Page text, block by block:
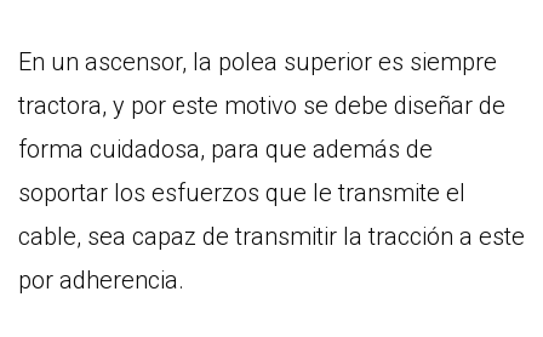
En un ascensor, la polea superior es siempre
tractora, y por este motivo se debe diseñar de
forma cuidadosa, para que además de
soportar los esfuerzos que le transmite el
cable, sea capaz de transmitir la tracción a este
por adherencia.